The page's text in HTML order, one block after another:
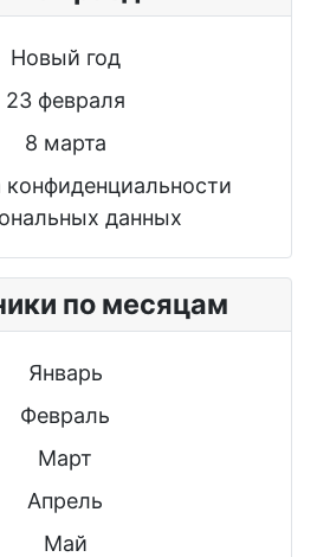
Новый год
23 февраля
8 марта
конфиденциальности
данных
по месяцам
Январь
Февраль
Март
Апрель
Май